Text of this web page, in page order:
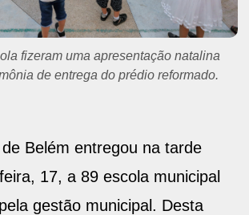
fizeram uma apresentação natalina
de entrega do prédio reformado.
Belém entregou na tarde
17, a 89 escola municipal
gestão municipal. Desta